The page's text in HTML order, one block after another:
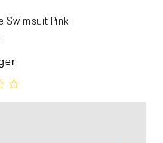
Swimsuit Pink